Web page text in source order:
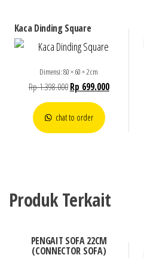
Kaca Dinding Square
Dimensi: 80 × 60 × 2 cm
Rp1.398.000Rp 699.000
chat to order
Produk Terkait
PENGAIT SOFA 22CM
(CONNECTOR SOFA)